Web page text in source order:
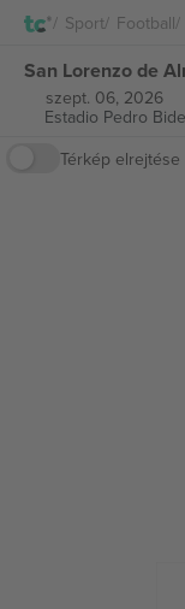
Sport Football
szept. 06, 2026
Estadio Pedro
Térkép elrejtése